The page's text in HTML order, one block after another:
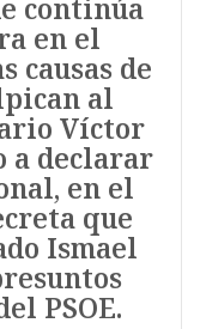
continúa
en el
causas de
al
Víctor
a declarar
en el
que
Ismael
PSOE.